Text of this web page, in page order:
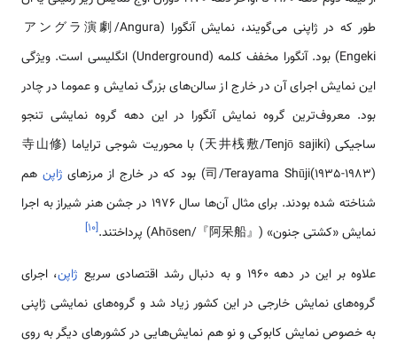
طور که در ژاپنی می‌گویند، نمایش آنگورا (アングラ演劇/Angura
Engeki) بود. آنگورا مخفف کلمه (Underground) انگلیسی است. ویژگی
این نمایش اجرای آن در خارج از سالن‌های بزرگ نمایش و عموما در چادر
بود. معروف‌ترین گروه نمایش آنگورا در این دهه گروه نمایشی تنجو
ساجیکی (天井桟敷/Tenjō sajiki) با محوریت شوجی ترایاما (寺山修
司/Terayama Shūji(1935-1983)) بود که در خارج از مرزهای
ژاپن هم
شناخته شده بودند. برای مثال آن‌ها سال 1976 در جشن هنر شیراز به اجرا
نمایش «کشتی جنون» (『阿呆船』/Ahōsen) پرداختند.
[۱۰]
علاوه بر این در دهه 1960 و به دنبال رشد اقتصادی سریع ژاپن، اجرای
گروه‌های نمایش خارجی در این کشور زیاد شد و گروه‌های نمایشی ژاپنی
به خصوص نمایش کابوکی و نو هم نمایش‌هایی در کشورهای دیگر به روی